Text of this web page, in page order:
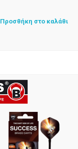
Προσθήκη στο καλάθι